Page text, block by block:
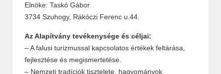
Elnöke: Taskó Gábor
3734 Szuhogy, Rákóczi Ferenc u.44.
Az Alapítvány tevékenysége és céljai:
– A falusi turizmussal kapcsolatos értékek feltárása,
fejlesztése és megismertetése.
– Nemzeti tradíciók tisztelete, hagyományok